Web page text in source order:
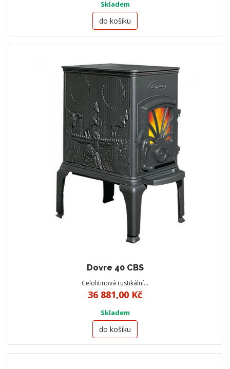
Skladem
do košíku
Dovre 40 CBS
Celolitinová rustikální…
36 881,00 Kč
Skladem
do košíku